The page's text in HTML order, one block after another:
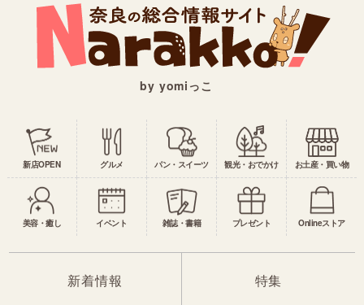
by yomiっこ
新店OPEN グルメ パン・スイーツ 観光・おでかけ お土産・買い物
美容・癒し イベント 雑誌・書籍 プレゼント Onlineストア
新着情報 特集